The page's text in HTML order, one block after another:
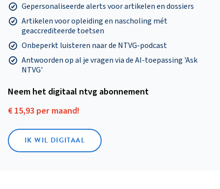
Gepersonaliseerde alerts voor artikelen en dossiers
Artikelen voor opleiding en nascholing mét
geaccrediteerde toetsen
Onbeperkt luisteren naar de NTVG-podcast
Antwoorden op al je vragen via de AI-toepassing 'Ask
NTVG'
Neem het digitaal ntvg abonnement
€ 15,93 per maand!
IK WIL DIGITAAL